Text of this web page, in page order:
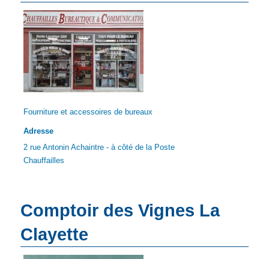
Fourniture et accessoires de bureaux
Adresse
2 rue Antonin Achaintre - à côté de la Poste
Chauffailles
Comptoir des Vignes La
Clayette